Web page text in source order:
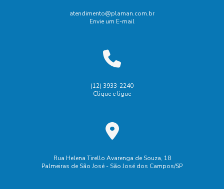
atendimento@plaman.com.br
Envie um E-mail
(12) 3933-2240
Clique e ligue
Rua Helena Tirello Avarenga de Souza, 18
Palmeiras de São José - São José dos Campos/SP